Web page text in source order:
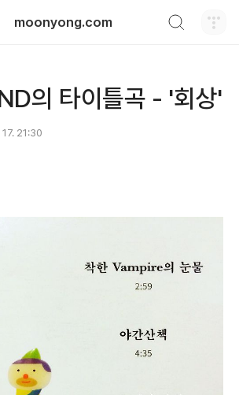
moonyong.com
의 타이틀곡 - '회상'
21:30